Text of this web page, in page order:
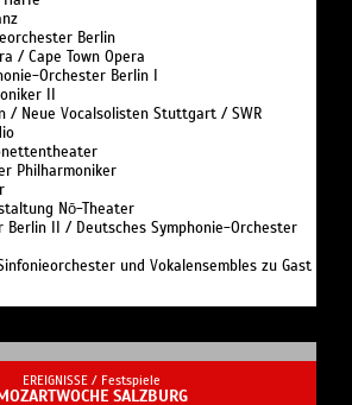
Berlin
/ Cape Town Opera
Orchester Berlin I
II
/ Neue Vocalsolisten Stuttgart / SWR
Philharmoniker
Nō-Theater
Berlin II / Deutsches Symphonie-Orchester
und Vokalensembles zu Gast
EREIGNISSE / Festspiele
SALZBURG